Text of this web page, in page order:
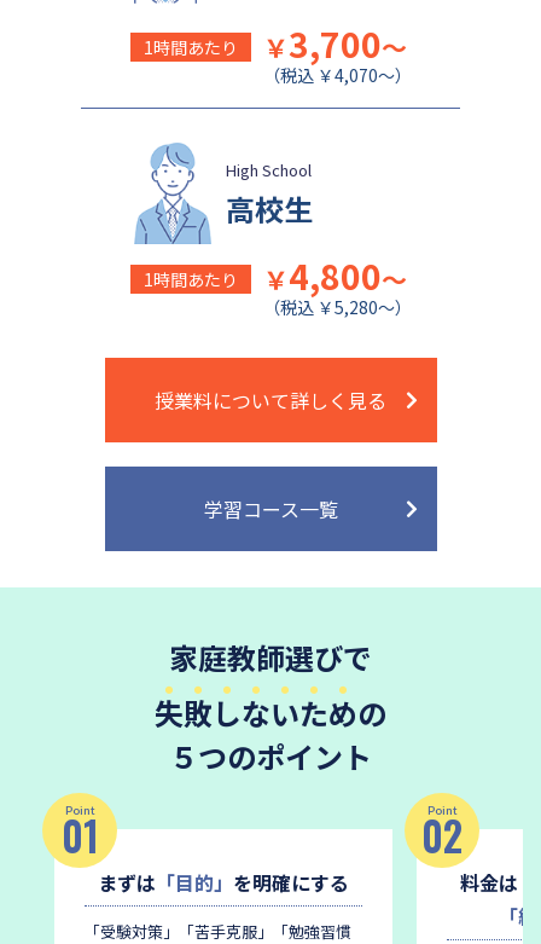
関西学院千里国際中等部
1時間あたり ￥3,700～
（税込 ￥4,070～）
High School
高校生
1時間あたり ￥4,800～
（税込 ￥5,280～）
授業料について詳しく見る
学習コース一覧
家庭教師選びで
失敗しないための
５つのポイント
Point
01
まずは 「目的」 を明確にする
「受験対策」「苦手克服」「勉強習慣
Point
02
料金は
「